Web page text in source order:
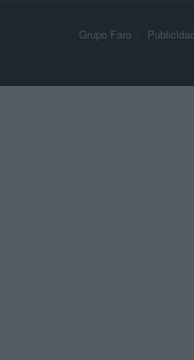
Grupo Faro Publicidad